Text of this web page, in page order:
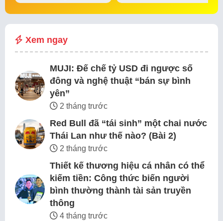
đế chế thể…
tin thị trường bắt…
Xem ngay
MUJI: Đế chế tỷ USD đi ngược số
đông và nghệ thuật “bán sự bình
yên”
2 tháng trước
Red Bull đã “tái sinh” một chai nước
Thái Lan như thế nào? (Bài 2)
2 tháng trước
Thiết kế thương hiệu cá nhân có thể
kiếm tiền: Công thức biến người
bình thường thành tài sản truyền
thông
4 tháng trước